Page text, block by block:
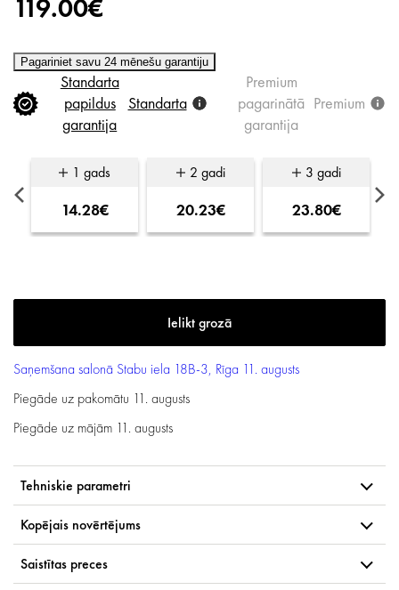
119.00€
Pagariniet savu 24 mēnešu garantiju
Standarta
papildus
garantija
Standarta
Premium
pagarinātā
garantija
Premium
1 gads
14.28€
2 gadi
20.23€
3 gadi
23.80€
Saņemšana salonā Stabu iela 18B-3, Rīga 11. augusts
Piegāde uz pakomātu 11. augusts
Piegāde uz mājām 11. augusts
Tehniskie parametri
Kopējais novērtējums
Saistītas preces